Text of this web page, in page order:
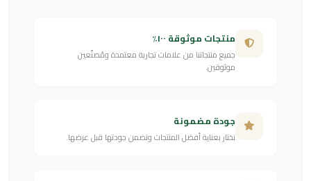
منتجات موثوقة ١٠٠٪
جميع منتجاتنا من علامات تجارية معتمدة ومُصنّعين
موثوقين.
جودة مضمونة
نختار بعناية أفضل المنتجات ونضمن جودتها قبل عرضها.